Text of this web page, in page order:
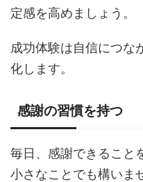
定感を高めましょう。
成功体験は自信につな
化します。
感謝の習慣を持つ
毎日、感謝できること
小さなことでも構いま